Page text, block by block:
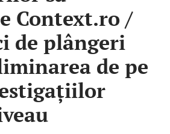
Context.ro /
de plângeri
de pe